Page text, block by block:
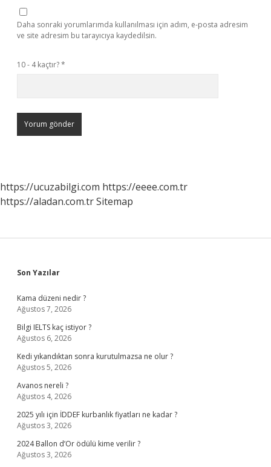
Daha sonraki yorumlarımda kullanılması için adım, e-posta adresim
ve site adresim bu tarayıcıya kaydedilsin.
10 - 4 kaçtır?*
https://ucuzabilgi.com https://eeee.com.tr
https://aladan.com.trSitemap
Sidebar
Son Yazılar
Kama düzeni nedir ?
Ağustos 7, 2026
Bilgi IELTS kaç istiyor ?
Ağustos 6, 2026
Kedi yıkandıktan sonra kurutulmazsa ne olur ?
Ağustos 5, 2026
Avanos nereli ?
Ağustos 4, 2026
2025 yılı için İDDEF kurbanlık fiyatları ne kadar ?
Ağustos 3, 2026
2024 Ballon d’Or ödülü kime verilir ?
Ağustos 3, 2026